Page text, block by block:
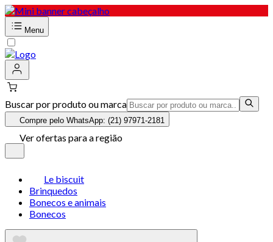
Menu
Buscar por produto ou marca
Compre pelo WhatsApp: (21) 97971-2181
Ver ofertas para a região
Le biscuit
Brinquedos
Bonecos e animais
Bonecos